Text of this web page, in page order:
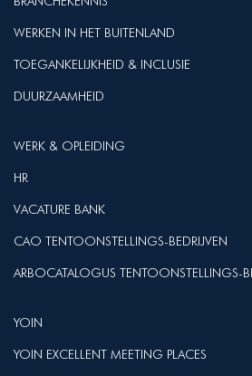
WERKEN IN HET BUITENLAND
TOEGANKELIJKHEID & INCLUSIE
DUURZAAMHEID
WERK & OPLEIDING
HR
VACATURE BANK
CAO TENTOONSTELLINGS-BEDRIJVEN
ARBOCATALOGUS TENTOONSTELLINGS-
YOIN
YOIN EXCELLENT MEETING PLACES